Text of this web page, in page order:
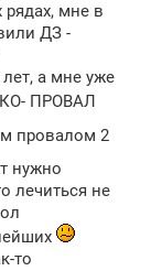
мне в
ДЗ -
а мне уже
ПРОВАЛ
провалом 2
нужно
лечиться не
то